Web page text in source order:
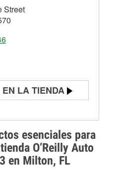
esenciales para
O’Reilly Auto
en Milton, FL
Street
LA TIENDA
y
luz "Check Engine"